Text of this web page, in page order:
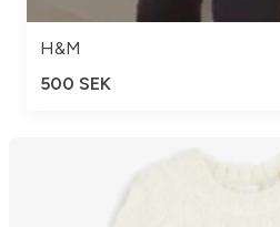
H&M
500 SEK